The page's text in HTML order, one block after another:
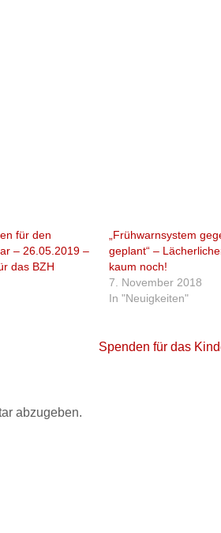
für den
– 26.05.2019 –
das BZH
„Frühwarnsystem
geplant“ –
kaum noch!
7. November 2018
In "Neuigkeiten"
Spenden für das
abzugeben.